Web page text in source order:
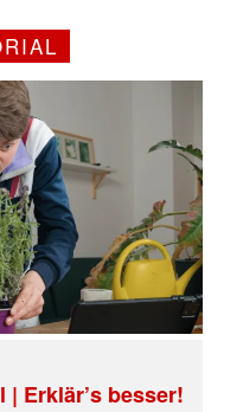
Newsletter
informiert.
Erklär’s besser!